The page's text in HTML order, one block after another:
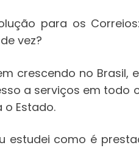
para os
vez?
crescendo no Brasil,
a serviços em todo
Estado.
estudei como é